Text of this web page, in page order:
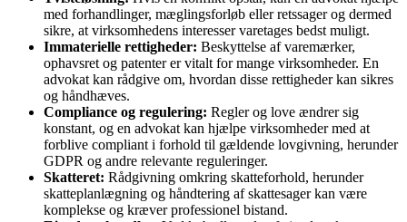
med forhandlinger, mæglingsforløb eller retssager og dermed
sikre, at virksomhedens interesser varetages bedst muligt.
Immaterielle rettigheder: Beskyttelse af varemærker,
ophavsret og patenter er vitalt for mange virksomheder. En
advokat kan rådgive om, hvordan disse rettigheder kan sikres
og håndhæves.
Compliance og regulering: Regler og love ændrer sig
konstant, og en advokat kan hjælpe virksomheder med at
forblive compliant i forhold til gældende lovgivning, herunder
GDPR og andre relevante reguleringer.
Skatteret: Rådgivning omkring skatteforhold, herunder
skatteplanlægning og håndtering af skattesager kan være
komplekse og kræver professionel bistand.